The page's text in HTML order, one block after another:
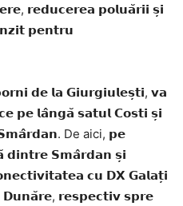
𝗿𝗲𝗱𝘂𝗰𝗲𝗿𝗲𝗮 𝗽𝗼𝗹𝘂𝗮̆𝗿𝗶𝗶 𝘀̦𝗶
𝗽𝗲𝗻𝘁𝗿𝘂
𝗱𝗲 𝗹𝗮 𝗚𝗶𝘂𝗿𝗴𝗶𝘂𝗹𝗲𝘀̦𝘁𝗶, 𝘃𝗮
𝗽𝗲 𝗹𝗮̂𝗻𝗴𝗮̆ 𝘀𝗮𝘁𝘂𝗹 𝗖𝗼𝘀𝘁𝗶 𝘀̦𝗶
De aici, 𝗽𝗲
𝗱𝗶𝗻𝘁𝗿𝗲 𝗦𝗺𝗮̂𝗿𝗱𝗮𝗻 𝘀̦𝗶
𝗰𝘂 𝗗𝗫 𝗚𝗮𝗹𝗮𝘁̦𝗶
𝗗𝘂𝗻𝗮̆𝗿𝗲, 𝗿𝗲𝘀𝗽𝗲𝗰𝘁𝗶𝘃 𝘀𝗽𝗿𝗲